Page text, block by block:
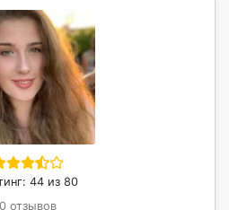
44 из 80
0 отзывов